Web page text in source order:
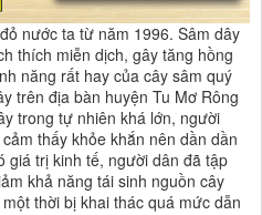
nước ta từ năm 1996. Sâm dây
thích miễn dịch, gây tăng hồng
năng rất hay của cây sâm quý
trên địa bàn huyện Tu Mơ Rông
trong tự nhiên khá lớn, người
thấy khỏe khắn nên dần dần
giá trị kinh tế, người dân đã tập
khả năng tái sinh nguồn cây
thời bị khai thác quá mức dẫn